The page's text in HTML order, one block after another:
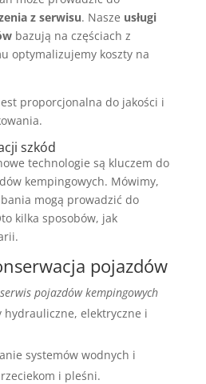
z serwisu. Nasze usługi
bazują na częściach z
optymalizujemy koszty na
proporcjonalna do jakości i
szkód
technologie są kluczem do
kempingowych. Mówimy,
mogą prowadzić do
kilka sposobów, jak
pojazdów
serwis pojazdów kempingowych
hydrauliczne, elektryczne i
systemów wodnych i
i pleśni.